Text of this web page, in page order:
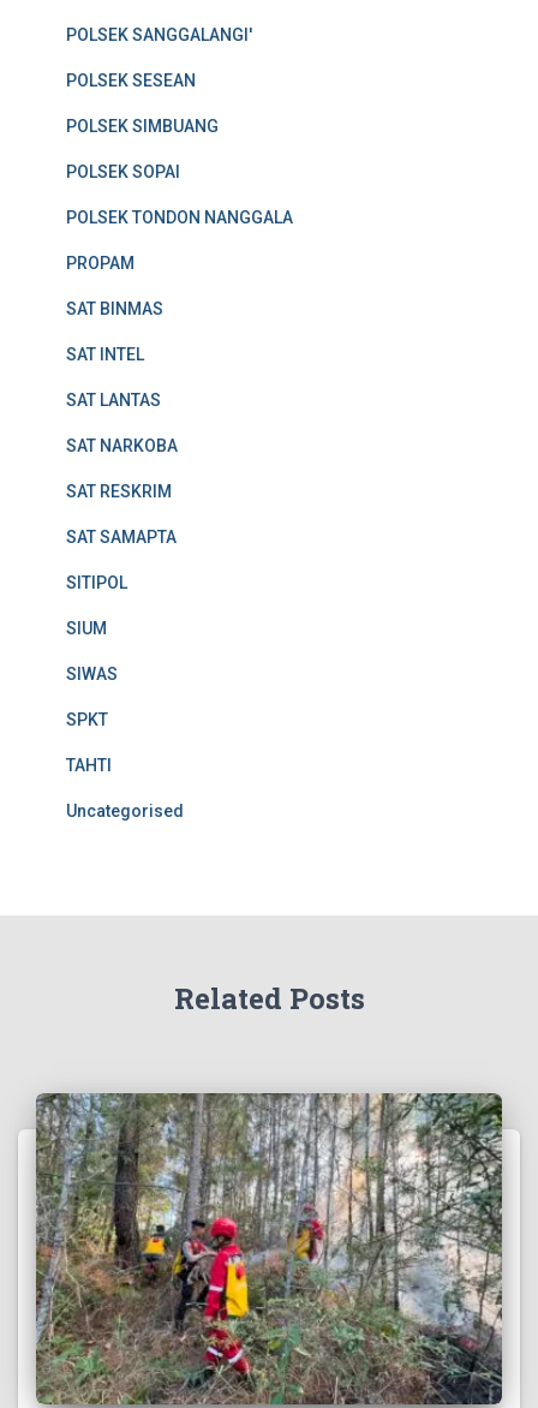
POLSEK SANGGALANGI'
POLSEK SESEAN
POLSEK SIMBUANG
POLSEK SOPAI
POLSEK TONDON NANGGALA
PROPAM
SAT BINMAS
SAT INTEL
SAT LANTAS
SAT NARKOBA
SAT RESKRIM
SAT SAMAPTA
SITIPOL
SIUM
SIWAS
SPKT
TAHTI
Uncategorised
Related Posts